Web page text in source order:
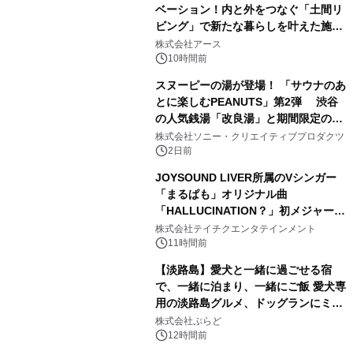
ベーション！内と外をつなぐ「土間リ
ビング」で新たな暮らしを叶えた施工
事例を株式会社アースが公開
株式会社アース
10時間前
スヌーピーの湯が登場！ 「サウナのあ
とに楽しむPEANUTS」第2弾 渋谷
の人気銭湯「改良湯」と期間限定のコ
ラボレーション サウナイキタイコラ
ボグッズも発売決定！
株式会社ソニー・クリエイティブプロダクツ
2日前
JOYSOUND LIVER所属のVシンガー
「まるぱも」オリジナル曲
「HALLUCINATION？」初メジャー配
信リリース決定！
株式会社テイチクエンタテインメント
11時間前
【淡路島】愛犬と一緒に過ごせる宿
で、一緒に泊まり、一緒にご飯 愛犬専
用の淡路島グルメ、ドッグランにミニ
プール グランピングとトレーラーハウ
スの2施設で
株式会社ぷらど
12時間前